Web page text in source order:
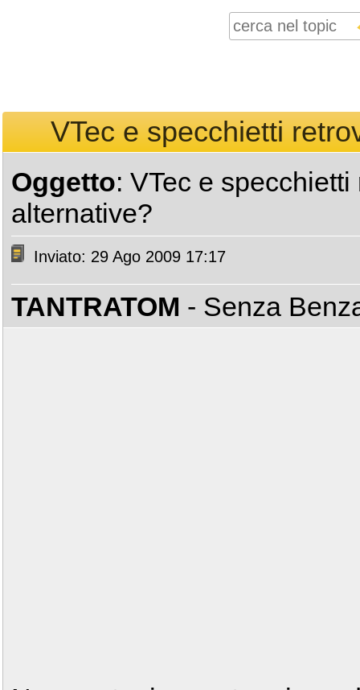
VTec e specchietti
Oggetto: VTec e
alternative?
Inviato: 29 Ago 2009 17:17
TANTRATOM - Senza